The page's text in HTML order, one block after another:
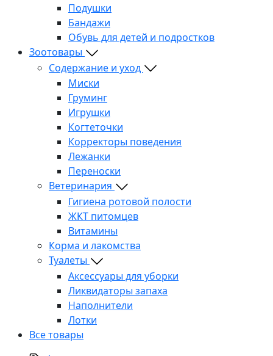
Подушки
Бандажи
Обувь для детей и подростков
Зоотовары
Содержание и уход
Миски
Груминг
Игрушки
Когтеточки
Корректоры поведения
Лежанки
Переноски
Ветеринария
Гигиена ротовой полости
ЖКТ питомцев
Витамины
Корма и лакомства
Туалеты
Аксессуары для уборки
Ликвидаторы запаха
Наполнители
Лотки
Все товары